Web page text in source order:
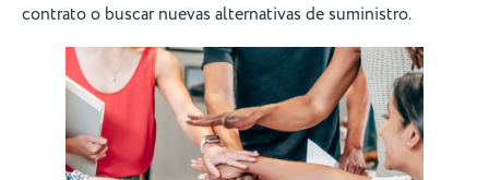
contrato o buscar nuevas alternativas de suministro.